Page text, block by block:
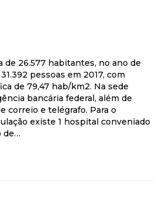
de 26.577 habitantes, no ano de
pessoas em 2017, com
de 79,47 hab/km2. Na sede
bancária federal, além de
correio e telégrafo. Para o
existe 1 hospital conveniado
de…